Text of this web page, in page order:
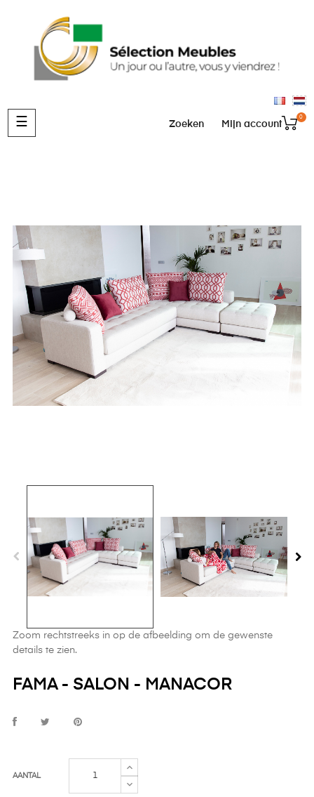
Toggle
navigation
☰ 0
Mijn account
Zoeken
Zoom rechtstreeks in op de afbeelding om de gewenste
details te zien.
FAMA - SALON - MANACOR
AANTAL